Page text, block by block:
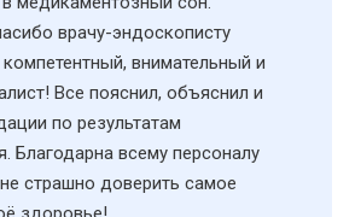
врачу-эндоскописту
внимательный и
Все пояснил, объяснил и
по результатам
Благодарна всему персоналу
страшно доверить самое